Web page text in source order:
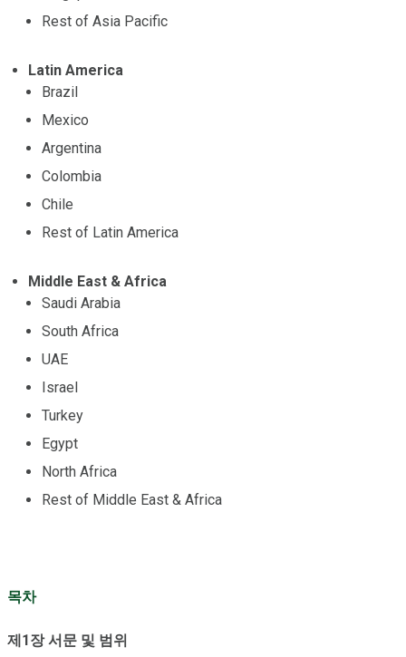
Rest of Asia Pacific
Latin America
Brazil
Mexico
Argentina
Colombia
Chile
Rest of Latin America
Middle East & Africa
Saudi Arabia
South Africa
UAE
Israel
Turkey
Egypt
North Africa
Rest of Middle East & Africa
목차
제1장 서문 및 범위